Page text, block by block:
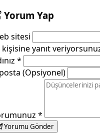
Yorum Yap
sitesi
kişisine yanıt
*
(Opsiyonel)
*
Yorumu Gönder